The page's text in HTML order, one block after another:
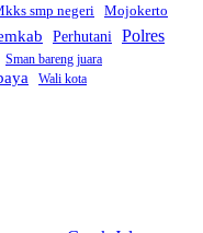
smp negeri Mojokerto
Perhutani Polres
Sman bareng juara
Wali kota